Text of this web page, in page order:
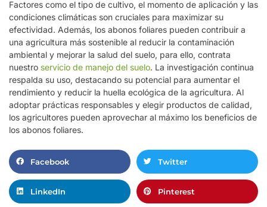
Factores como el tipo de cultivo, el momento de aplicación y las
condiciones climáticas son cruciales para maximizar su
efectividad. Además, los abonos foliares pueden contribuir a
una agricultura más sostenible al reducir la contaminación
ambiental y mejorar la salud del suelo, para ello, contrata
nuestro servicio de manejo del suelo. La investigación continua
respalda su uso, destacando su potencial para aumentar el
rendimiento y reducir la huella ecológica de la agricultura. Al
adoptar prácticas responsables y elegir productos de calidad,
los agricultores pueden aprovechar al máximo los beneficios de
los abonos foliares.
Facebook Twitter
LinkedIn Pinterest